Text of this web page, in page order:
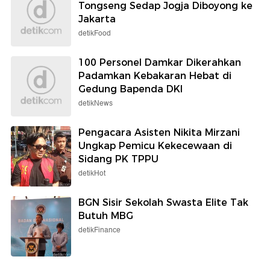
Tongseng Sedap Jogja Diboyong ke
Jakarta
detikFood
100 Personel Damkar Dikerahkan
Padamkan Kebakaran Hebat di
Gedung Bapenda DKI
detikNews
Pengacara Asisten Nikita Mirzani
Ungkap Pemicu Kekecewaan di
Sidang PK TPPU
detikHot
BGN Sisir Sekolah Swasta Elite Tak
Butuh MBG
detikFinance